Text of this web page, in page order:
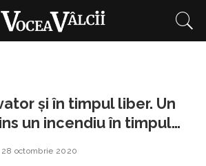
și în timpul liber. Un
un incendiu în timpul
28 octombrie 2020